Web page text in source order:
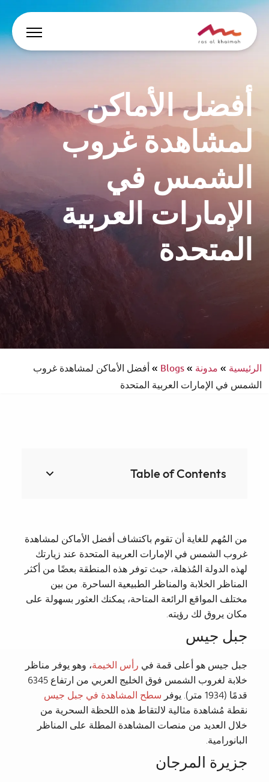
دع الإلهام يقودك
أبرز الفعاليات والأنشطة
خطط لرحلتك
🇸🇦
AR الفعاليات يبحث
أفضل الأماكن
لمشاهدة غروب
الشمس في
الإمارات العربية
المتحدة
الرئيسية»مدونة»
Blogs
»أفضل الأماكن لمشاهدة غروب
الشمس في الإمارات العربية المتحدة
Table of Contents
من المُهم للغاية أن تقوم باكتشاف أفضل الأماكن لمشاهدة
غروب الشمس في الإمارات العربية المتحدة عند زيارتك
لهذه الدولة المُذهلة، حيث توفر هذه المنطقة بعضًا من أكثر
المناظر الخلابة والمناظر الطبيعية الساحرة. من بين
مختلف المواقع الرائعة المتاحة، يمكنك العثور بسهولة على
مكان يروق لك رؤيته.
جبل جيس
جبل جيس هو أعلى قمة فيرأس الخيمة، وهو يوفر مناظر
خلابة لغروب الشمس فوق الخليج العربي من ارتفاع 6345
قدمًا (1934 متر). يوفر
سطح المشاهدة في جبل جيس
نقطة مُشاهدة مثالية لالتقاط هذه اللحظة السحرية من
خلال العديد من منصات المشاهدة المطلة على المناظر
البانورامية.
جزيرة المرجان